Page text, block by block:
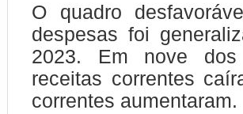
O quadro
despesas foi
2023. Em nove
receitas correntes
correntes aumentaram.